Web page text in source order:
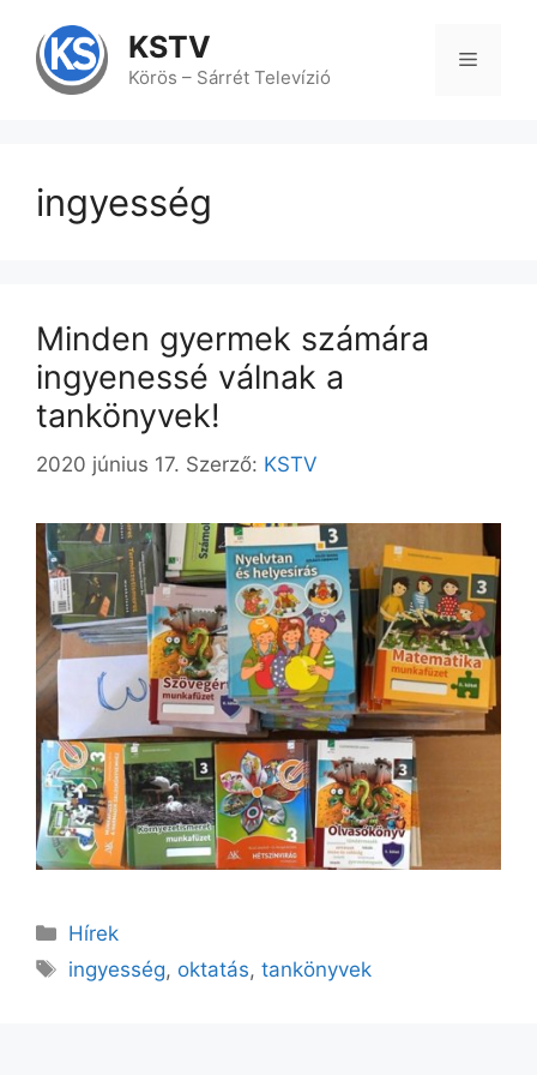
tartalomba
KSTV
Körös – Sárrét Televízió
Menü
ingyesség
Minden gyermek számára
ingyenessé válnak a
tankönyvek!
2020 június 17. Szerző: KSTV
Kategória
Hírek
Címkék
ingyesség, oktatás,tankönyvek